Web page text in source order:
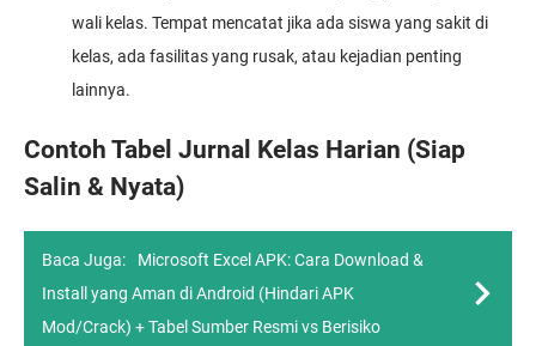
wali kelas. Tempat mencatat jika ada siswa yang sakit di
kelas, ada fasilitas yang rusak, atau kejadian penting
lainnya.
Contoh Tabel Jurnal Kelas Harian (Siap
Salin & Nyata)
Baca Juga:
Microsoft Excel APK: Cara Download &
Install yang Aman di Android (Hindari APK
Mod/Crack) + Tabel Sumber Resmi vs Berisiko